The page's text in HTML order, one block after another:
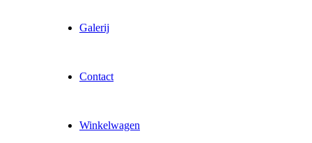
Galerij
Contact
Winkelwagen